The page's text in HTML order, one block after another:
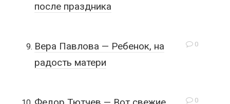
после праздника
0
Вера Павлова — Ребенок, на
радость матери
0